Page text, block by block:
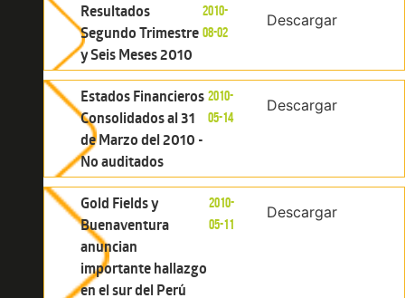
Resultados
Segundo Trimestre
y Seis Meses 2010
2010-
08-02
Descargar
Estados Financieros
Consolidados al 31
de Marzo del 2010 -
No auditados
2010-
05-14
Descargar
Gold Fields y
Buenaventura
anuncian
importante hallazgo
en el sur del Perú
2010-
05-11
Descargar